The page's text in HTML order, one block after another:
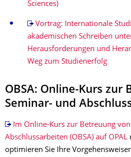
Sciences)
Vortrag: Internationale
akademischen Schreiben
Herausforderungen und
Weg zum Studienerfolg
OBSA: Online-Kurs zur
Seminar- und
Im Online-Kurs zur Betreuung
Abschlussarbeiten (OBSA) auf OPAL
optimieren Sie Ihre